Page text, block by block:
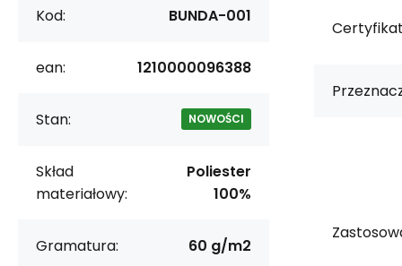
Kod: BUNDA-001
ean: 1210000096388
Stan: NOWOŚCI
Skład
materiałowy:
Poliester
100%
Gramatura: 60 g/m2